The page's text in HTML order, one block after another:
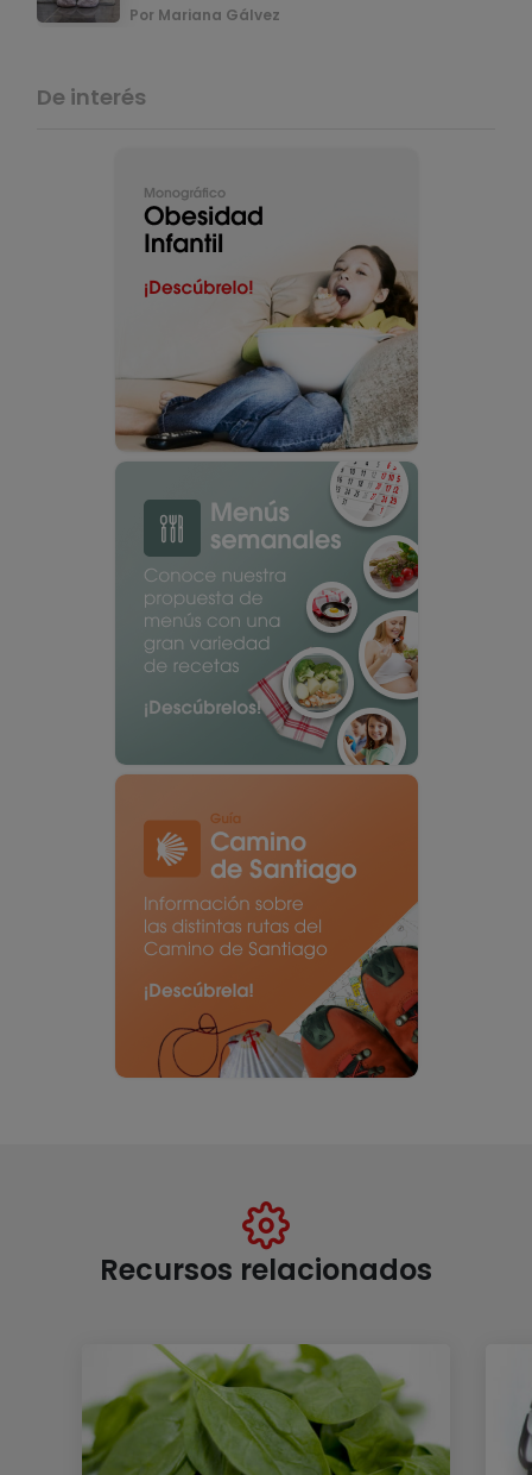
Por Mariana Gálvez
De interés
Recursos relacionados